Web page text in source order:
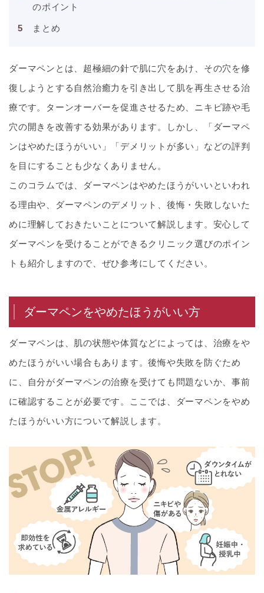
のポイント
まとめ
ダーマペンとは、超極細の針で肌に穴をあけ、その穴を修
復しようとする自然治癒力を引き出して肌を再生させる治
療です。ターンオーバーを促進させるため、ニキビ跡や毛
穴の開きを改善する効果があります。しかし、「ダーマペ
ンはやめたほうがいい」「デメリットが多い」などの評判
を目にすることも少なくありません。
このコラムでは、ダーマペンはやめたほうがいいといわれ
る理由や、ダーマペンのデメリット、後悔・失敗しないた
めに理解しておきたいことについて解説します。安心して
ダーマペンを受けることができるクリニック選びのポイン
トも紹介しますので、ぜひ参考にしてください。
ダーマペンをやめたほうがいい方
ダーマペンは、肌の状態や体質などによっては、治療をや
めたほうがいい場合もあります。後悔や失敗を防ぐため
に、自分がダーマペンの治療を受けても問題ないか、事前
に確認することが必要です。ここでは、ダーマペンをやめ
たほうがいい方について解説します。